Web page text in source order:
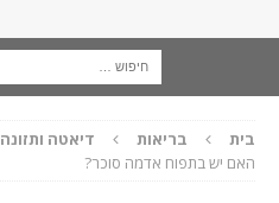
בית בריאות דיאטה ותזונה
האם יש בתפוח אדמה סוכר?